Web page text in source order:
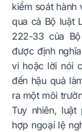
kiểm soát hành
qua cả Bộ luật
222-33 của
được định
vi hoặc lời nói
đến hậu quả
ra một môi
Tuy nhiên,
hợp ngoại lệ